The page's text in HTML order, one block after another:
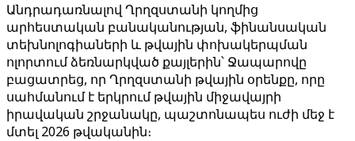
Անդրադառնալով Ղրղզստանի կողմից
արհեստական ​​բանականության, ֆինանսական
տեխնոլոգիաների և թվային փոխակերպման
ոլորտում ձեռնարկված քայլերին՝ Ջապարովը
բացատրեց, որ Ղրղզստանի թվային օրենքը, որը
սահմանում է երկրում թվային միջավայրի
իրավական շրջանակը, պաշտոնապես ուժի մեջ է
մտել 2026 թվականին։